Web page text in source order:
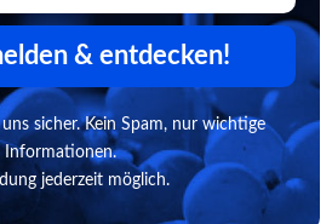
& entdecken!
sicher. Kein Spam, nur wichtige
Informationen.
jederzeit möglich.